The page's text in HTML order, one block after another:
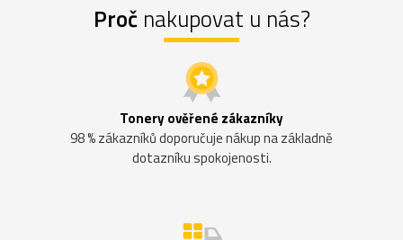
Proč nakupovat u nás?
Tonery ověřené zákazníky
98 % zákazníků doporučuje nákup na základně
dotazníku spokojenosti.